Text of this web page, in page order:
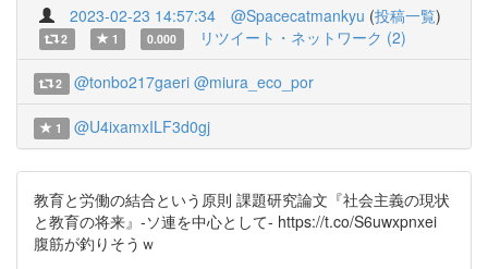
2023-02-23 14:57:34 @Spacecatmankyu (投稿一覧)
2 1 0.000 リツイート・ネットワーク (2)
2 @tonbo217gaeri @miura_eco_por
1 @U4ixamxILF3d0gj
教育と労働の結合という原則 課題研究論文『社会主義の現状
と教育の将来』-ソ連を中心として- https://t.co/S6uwxpnxei
腹筋が釣りそうｗ